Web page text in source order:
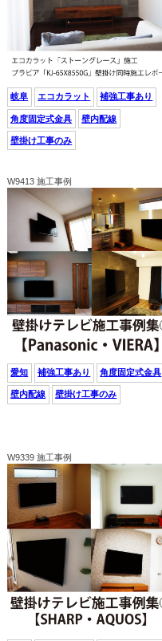
岐阜 エコカラット 補強工事あり
角度固定式金具 壁内配線
壁掛け工事のみ
W9413 施工事例
愛知 補強工事あり 角度固定式金具
壁内配線 壁掛け工事のみ
W9339 施工事例